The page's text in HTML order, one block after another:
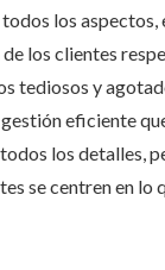
los aspectos,
los clientes
tediosos y
eficiente
los detalles,
se centren en lo